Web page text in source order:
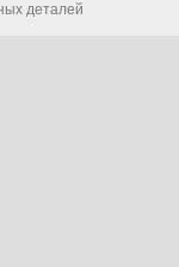
деталей